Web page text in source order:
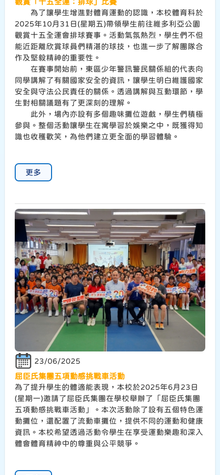
觀賞「十五全運：排球」比賽
為了讓學生增進對體育運動的認識，本校體育科於
2025年10月31日(星期五)帶領學生前往維多利亞公園
觀賞十五全運會排球賽事。活動氣氛熱烈，學生們不但
能近距離欣賞球員們精湛的球技，也進一步了解團隊合
作及堅毅精神的重要性。
在賽事開始前，東區少年警訊警民關係組的代表向
同學講解了有關國家安全的資訊，讓學生明白維護國家
安全與守法公民責任的關係。透過講解與互動環節，學
生對相關議題有了更深刻的理解。
此外，場內亦設有多個趣味攤位遊戲，學生們積極
參與。整個活動讓學生在寓學習於娛樂之中，既獲得知
識也收穫歡笑，為他們建立更全面的學習體驗。
更多
23/06/2025
屈臣氏集團五項動感挑戰車活動
為了提升學生的體適能表現，本校於2025年6月23日
(星期一)邀請了屈臣氏集團在學校舉辦了「屈臣氏集團
五項動感挑戰車活動」。本次活動除了設有五個特色運
動攤位，還配置了流動車攤位，提供不同的運動和健康
資訊。本校希望透過活動令學生在享受運動樂趣和深入
體會體育精神中的尊重與公平競爭。